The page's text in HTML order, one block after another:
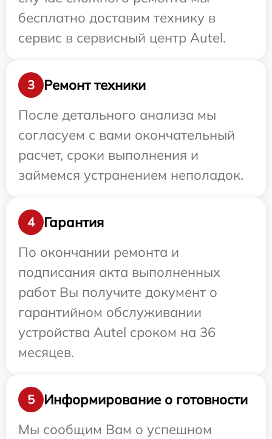
бесплатно доставим технику в
сервис в сервисный центр Autel.
3
Ремонт техники
После детального анализа мы
согласуем с вами окончательный
расчет, сроки выполнения и
займемся устранением неполадок.
4
Гарантия
По окончании ремонта и
подписания акта выполненных
работ Вы получите документ о
гарантийном обслуживании
устройства Autel сроком на 36
месяцев.
5
Информирование о готовности
Мы сообщим Вам о успешном